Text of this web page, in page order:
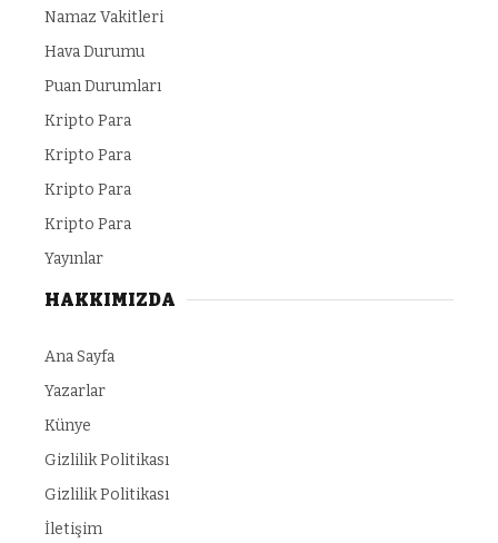
Namaz Vakitleri
Hava Durumu
Puan Durumları
Kripto Para
Kripto Para
Kripto Para
Kripto Para
Yayınlar
HAKKIMIZDA
Ana Sayfa
Yazarlar
Künye
Gizlilik Politikası
Gizlilik Politikası
İletişim